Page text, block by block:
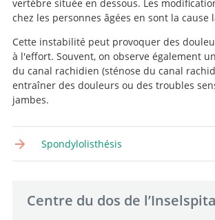
vertèbre située en dessous. Les
chez les personnes âgées en sont la
Cette instabilité peut provoquer des
à l'effort. Souvent, on observe également
du canal rachidien (sténose du canal
entraîner des douleurs ou des troubles
jambes.
Spondylolisthésis
Centre du dos de